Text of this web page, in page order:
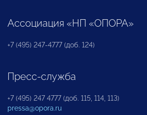
Ассоциация «НП «ОПОРА»
+7 (495) 247-4777 (доб. 124)
Пресс-служба
+7 (495) 247 4777 (доб. 115, 114, 113)
pressa@opora.ru